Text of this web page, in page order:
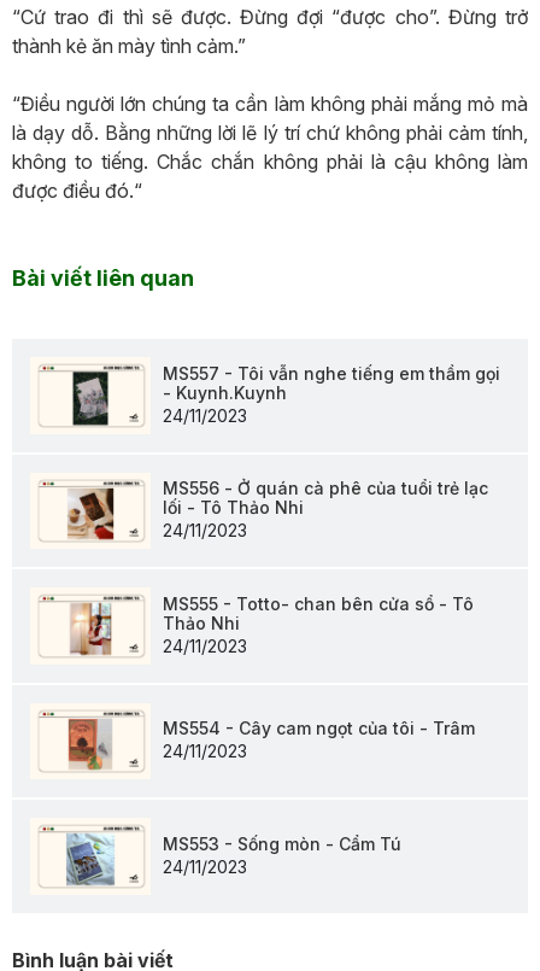
“Cứ trao đi thì sẽ được. Đừng đợi “được cho”. Đừng trở
thành kẻ ăn mày tình cảm.”
“Điều người lớn chúng ta cần làm không phải mắng mỏ mà
là dạy dỗ. Bằng những lời lẽ lý trí chứ không phải cảm tính,
không to tiếng. Chắc chắn không phải là cậu không làm
được điều đó.“
Bài viết liên quan
MS557 - Tôi vẫn nghe tiếng em thầm gọi
- Kuynh.Kuynh
24/11/2023
MS556 - Ở quán cà phê của tuổi trẻ lạc
lối - Tô Thảo Nhi
24/11/2023
MS555 - Totto- chan bên cửa sổ - Tô
Thảo Nhi
24/11/2023
MS554 - Cây cam ngọt của tôi - Trâm
24/11/2023
MS553 - Sống mòn - Cẩm Tú
24/11/2023
Bình luận bài viết